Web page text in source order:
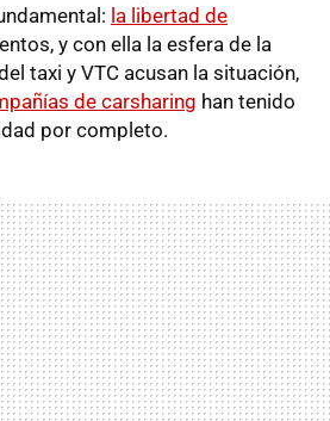
la libertad de
y con ella la esfera de la
taxi y VTC acusan la situación,
de carsharing han tenido
por completo.